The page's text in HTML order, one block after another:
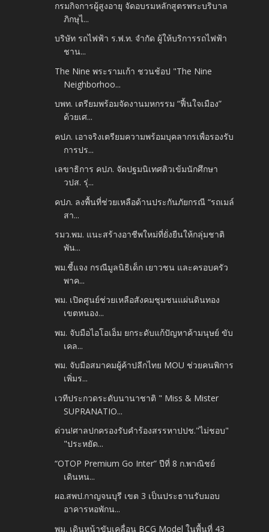
กรมกิจการผู้สูงอายุ จัดอบรมหลักสูตรพระบริบาล
ภิกษุไ...
บริษัท รถไฟฟ้า ร.ฟ.ท. จำกัด ผู้ให้บริการรถไฟฟ้า
ชาน...
The Nine พระรามเก้า ชวนช้อป "The Nine
Neighborhoo...
บพท. เตรียมพร้อมจัดงานมหกรรม “ฟื้นใจเมือง”
ด้วยเศ...
คปภ. เอาจริงเตรียมความพร้อมบุคลากรเพื่อรองรับ
การปร...
เลขาธิการ คปภ. จัดปฐมนิเทศติวเข้มนักศึกษา
วปส. รุ่...
คปภ. ลงพื้นที่ช่วยเหลือด้านประกันภัยกรณี “รถเมล์
สา...
รมว.พม. แนะสร้างอาชีพใหม่ที่ยั่งยืนให้กลุ่มชาติ
พัน...
พม.ชี้แจง กรณีมูลนิธิเด็ก เยาวชน และครอบครัว
พาค...
พม. เปิดศูนย์ช่วยเหลือสังคมชุมชนแผ่นดินทอง
เขตหนอง...
พม. จับมือไอโอเอ็ม ยกระดับแก้ปัญหาค้ามนุษย์ ขับ
เคล...
พม. จับมือสมาคมผู้ค้าปลีกไทย MOU ช่วยคนพิการ
เพิ่มร...
เวทีประกวดระดับนานาชาติ " Miss & Mister
SUPRANATIO...
ด่วน!ศาลปกครองรับคำร้องสรรหาปปช."ไม่ชอบ"
"ประหยัด...
“OTOP Premium Go Inter” ปีที่ 8 ก.พาณิชย์
เดินหน...
ผอ.สพป.กาญจนบุรี เขต 3 เป็นประธานรับมอบ
อาคารหอพักน...
พม. เดินหน้าขับเคลื่อน BCG Model ในพื้นที่ 43